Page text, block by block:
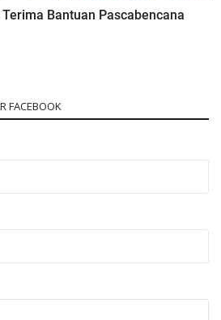
Bantuan Pascabencana
FACEBOOK